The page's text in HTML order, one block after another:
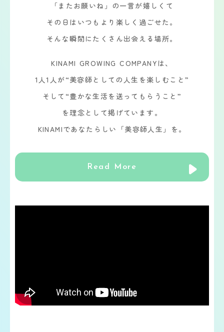
「またお願いね」の一言が嬉しくて
その日はいつもより楽しく過ごせた。
そんな瞬間にたくさん出会える場所。
KINAMI GROWING COMPANYは、
1人1人が“美容師としての人生を楽しむこと”
そして“豊かな生活を送ってもらうこと”
を理念として掲げています。
KINAMIであなたらしい「美容師人生」を。
Read More